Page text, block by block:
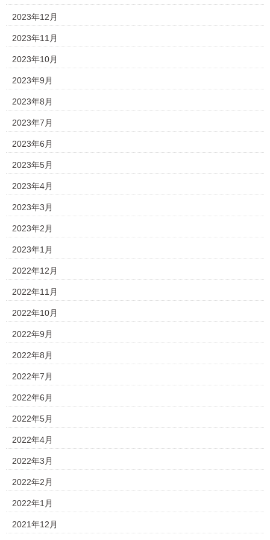
2023年12月
2023年11月
2023年10月
2023年9月
2023年8月
2023年7月
2023年6月
2023年5月
2023年4月
2023年3月
2023年2月
2023年1月
2022年12月
2022年11月
2022年10月
2022年9月
2022年8月
2022年7月
2022年6月
2022年5月
2022年4月
2022年3月
2022年2月
2022年1月
2021年12月